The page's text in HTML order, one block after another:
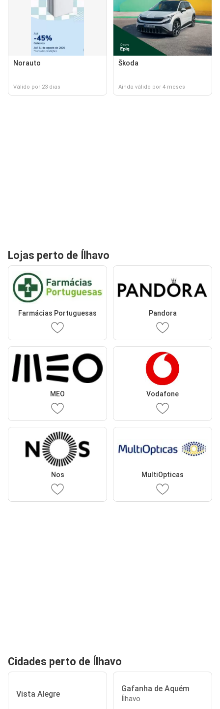
Norauto
Válido por 23 dias
Škoda
Ainda válido por 4 meses
Lojas perto de Ílhavo
Farmácias Portuguesas Pandora
MEO Vodafone
Nos MultiOpticas
Cidades perto de Ílhavo
Vista Alegre
Gafanha de Aquém
Ílhavo